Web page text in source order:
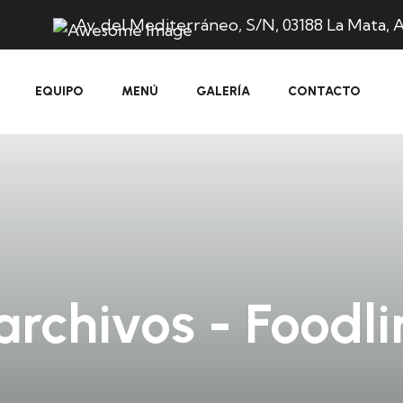
Av. del Mediterráneo, S/N, 03188 La Mata,
EQUIPO MENÚ GALERÍA CONTACTO
-